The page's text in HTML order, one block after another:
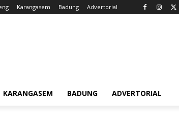
Karangasem Badung Advertorial
KARANGASEM BADUNG ADVERTORIAL